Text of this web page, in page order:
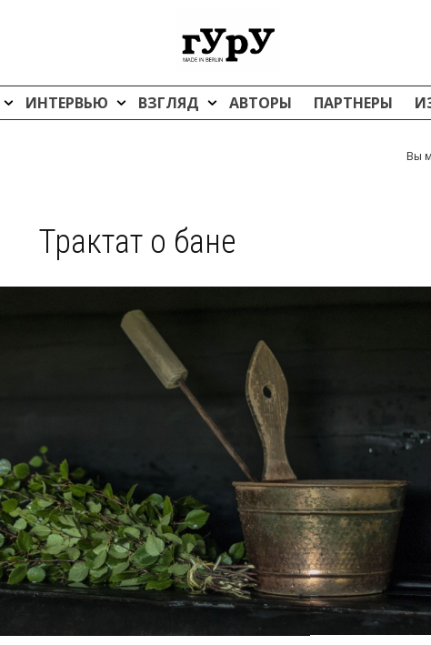
ИНТЕРВЬЮ ВЗГЛЯД АВТОРЫ ПАРТНЕРЫ
Вы
Трактат о бане